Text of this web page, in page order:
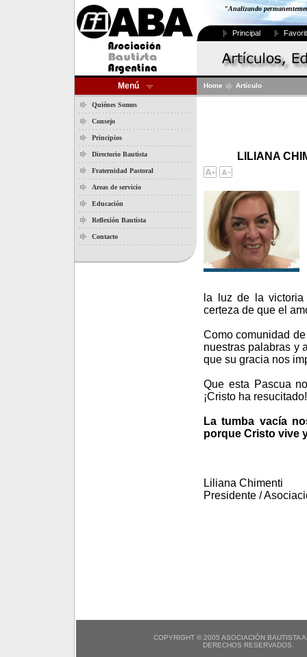
"Analizando
Principal
Menú
Quiénes Somos
Consejo
Principios
Directorio Bautista
Fraternidad Pastoral
Areas de servicio
Educación
Reflexión Bautista
Contacto
Home Artículo
LILIANA
la luz de la
certeza de que el
Como comunidad
nuestras palabras y
que su gracia nos
Que esta Pascua
¡Cristo ha resucitado!
La tumba vacía
porque Cristo vive
Liliana Chimenti
Presidente /
COPYRIGHT © 2005 ASOCIACIÓN BAUTISTA
DERECHOS RESERVADOS.